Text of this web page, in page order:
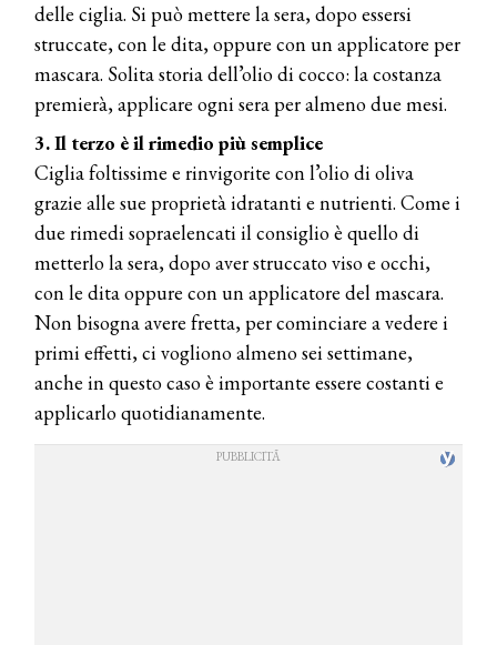
delle ciglia. Si può mettere la sera, dopo essersi
struccate, con le dita, oppure con un applicatore per
mascara. Solita storia dell’olio di cocco: la costanza
premierà, applicare ogni sera per almeno due mesi.
3. Il terzo è il rimedio più semplice
Ciglia foltissime e rinvigorite con l’olio di oliva
grazie alle sue proprietà idratanti e nutrienti. Come i
due rimedi sopraelencati il consiglio è quello di
metterlo la sera, dopo aver struccato viso e occhi,
con le dita oppure con un applicatore del mascara.
Non bisogna avere fretta, per cominciare a vedere i
primi effetti, ci vogliono almeno sei settimane,
anche in questo caso è importante essere costanti e
applicarlo quotidianamente.